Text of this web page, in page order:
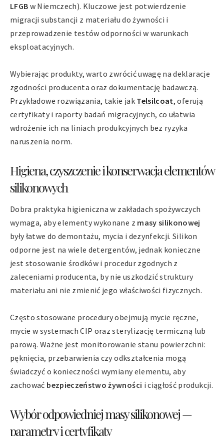
LFGB w Niemczech). Kluczowe jest potwierdzenie
migracji substancji z materiału do żywności i
przeprowadzenie testów odporności w warunkach
eksploatacyjnych.
Wybierając produkty, warto zwrócić uwagę na deklaracje
zgodności producenta oraz dokumentację badawczą.
Przykładowe rozwiązania, takie jak Telsilcoat, oferują
certyfikaty i raporty badań migracyjnych, co ułatwia
wdrożenie ich na liniach produkcyjnych bez ryzyka
naruszenia norm.
Higiena, czyszczenie i konserwacja elementów
silikonowych
Dobra praktyka higieniczna w zakładach spożywczych
wymaga, aby elementy wykonane z masy silikonowej
były łatwe do demontażu, mycia i dezynfekcji. Silikon
odporne jest na wiele detergentów, jednak konieczne
jest stosowanie środków i procedur zgodnych z
zaleceniami producenta, by nie uszkodzić struktury
materiału ani nie zmienić jego właściwości fizycznych.
Często stosowane procedury obejmują mycie ręczne,
mycie w systemach CIP oraz sterylizację termiczną lub
parową. Ważne jest monitorowanie stanu powierzchni:
pęknięcia, przebarwienia czy odkształcenia mogą
świadczyć o konieczności wymiany elementu, aby
zachować bezpieczeństwo żywności i ciągłość produkcji.
Wybór odpowiedniej masy silikonowej —
parametry i certyfikaty